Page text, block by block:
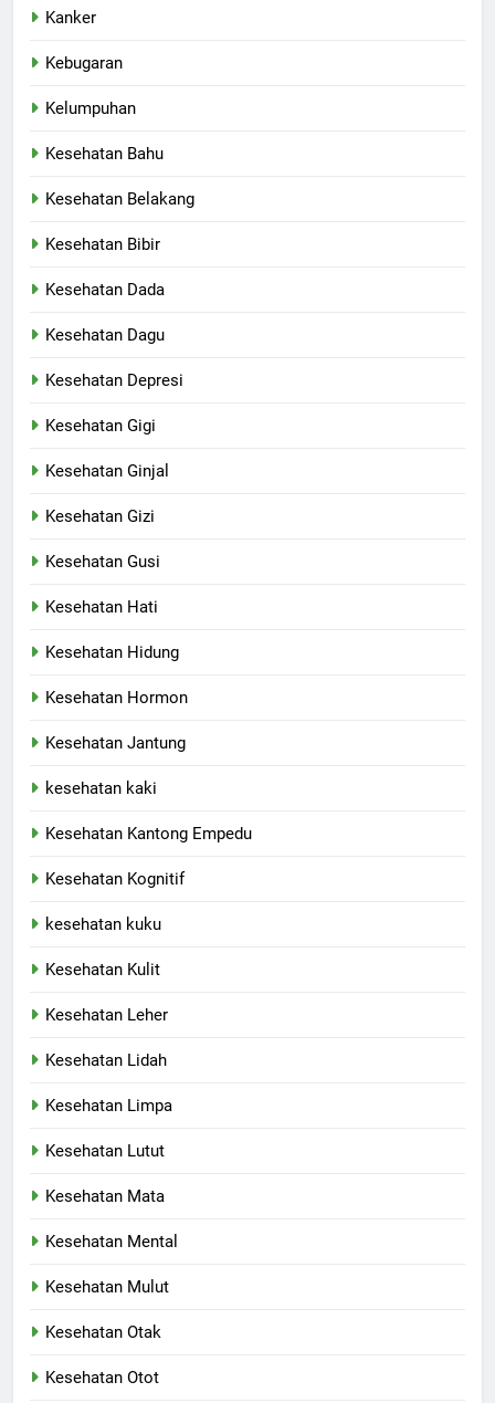
Kanker
Kebugaran
Kelumpuhan
Kesehatan Bahu
Kesehatan Belakang
Kesehatan Bibir
Kesehatan Dada
Kesehatan Dagu
Kesehatan Depresi
Kesehatan Gigi
Kesehatan Ginjal
Kesehatan Gizi
Kesehatan Gusi
Kesehatan Hati
Kesehatan Hidung
Kesehatan Hormon
Kesehatan Jantung
kesehatan kaki
Kesehatan Kantong Empedu
Kesehatan Kognitif
kesehatan kuku
Kesehatan Kulit
Kesehatan Leher
Kesehatan Lidah
Kesehatan Limpa
Kesehatan Lutut
Kesehatan Mata
Kesehatan Mental
Kesehatan Mulut
Kesehatan Otak
Kesehatan Otot